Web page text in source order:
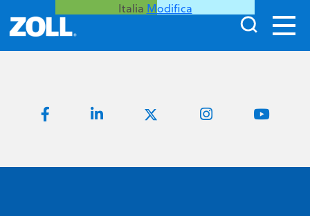
Italia Modifica